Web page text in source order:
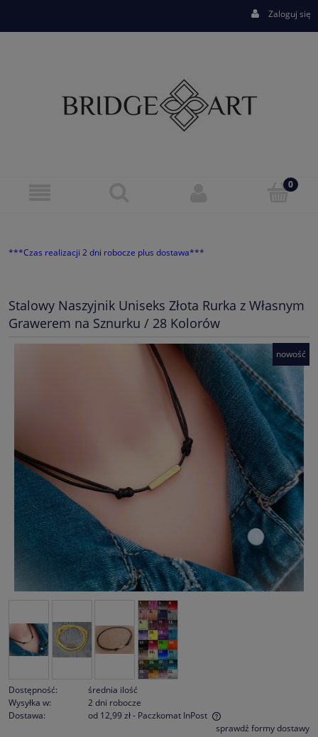
Zaloguj się
***Czas realizacji 2 dni robocze plus dostawa***
Stalowy Naszyjnik Uniseks Złota Rurka z Własnym
Grawerem na Sznurku / 28 Kolorów
nowość
Dostępność:
średnia ilość
Wysyłka w:
2 dni robocze
Dostawa:
od 12,99 zł- Paczkomat InPost
Cena nie zawiera ewentualnych kosztów płatnościsprawdź formy dostawy